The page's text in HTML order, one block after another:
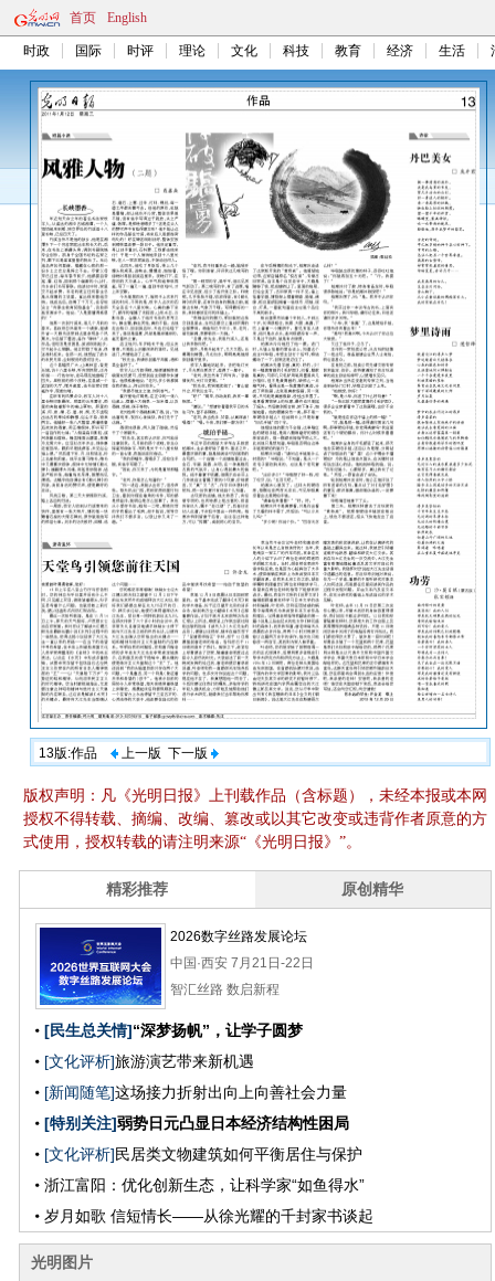
首页 English
时政 国际 时评 理论 文化 科技 教育 经济 生活
13版:作品 上一版 下一版
版权声明：凡《光明日报》上刊载作品（含标题），未经本报或本网
授权不得转载、摘编、改编、篡改或以其它改变或违背作者原意的方
式使用，授权转载的请注明来源“《光明日报》”。